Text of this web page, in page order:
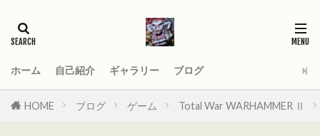
ホーム 自己紹介 ギャラリー ブログ
HOME ブログ ゲーム Total War WARHAMMER Ⅱ
AGE_OF_SIGMAR
Total War WARHAMMER
Total War WARHAMMER Ⅱ